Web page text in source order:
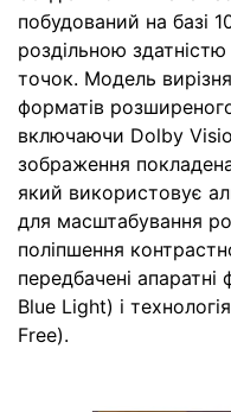
побудований на базі
роздільною
точок. Модель
форматів
включаючи Dolby
зображення
який використовує
для масштабування
поліпшення
передбачені апаратні
Blue Light) і
Free).